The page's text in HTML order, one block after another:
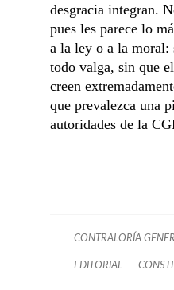
desgracia integran.
pues les parece lo
a la ley o a la moral:
todo valga, sin que
creen
que prevalezca una
autoridades de la
CONTRALORÍA
EDITORIAL